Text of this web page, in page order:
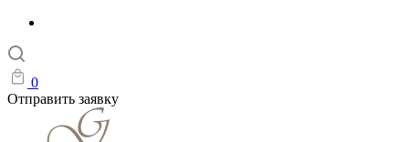
0
Отправить заявку